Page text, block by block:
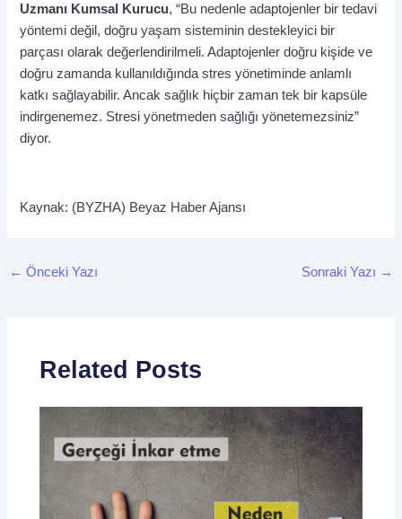
Uzmanı Kumsal Kurucu, “Bu nedenle adaptojenler bir tedavi
yöntemi değil, doğru yaşam sisteminin destekleyici bir
parçası olarak değerlendirilmeli. Adaptojenler doğru kişide ve
doğru zamanda kullanıldığında stres yönetiminde anlamlı
katkı sağlayabilir. Ancak sağlık hiçbir zaman tek bir kapsüle
indirgenemez. Stresi yönetmeden sağlığı yönetemezsiniz”
diyor.
Kaynak: (BYZHA) Beyaz Haber Ajansı
← Önceki Yazı Sonraki Yazı →
Related Posts